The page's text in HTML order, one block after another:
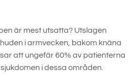
är mest utsatta? Utslagen
i armvecken, bakom knäna
att ungefär 60% av patienterna
i dessa områden.